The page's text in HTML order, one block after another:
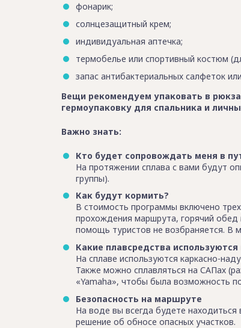
фонарик;
солнцезащитный крем;
индивидуальная аптечка;
термобелье или спортивный костюм
запас антибактериальных салфеток
Вещи рекомендуем упаковать в
гермоупаковку для спальника и
Важно знать:
Кто будет сопровождать меня в
На протяжении сплава с вами будут
группы).
Как будут кормить?
В стоимость программы включено
прохождения маршрута, горячий обед
помощь туристов не возбраняется. В
Какие плавсредства
На сплаве используются каркасно-
Также можно сплавляться на САПах
«Yamaha», чтобы была возможность
Безопасность на маршруте
На воде вы всегда будете
решение об обносе опасных участков.